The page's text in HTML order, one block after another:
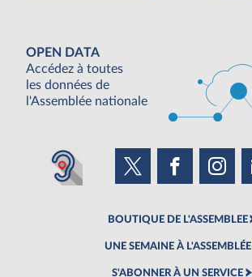
OPEN DATA
Accédez à toutes
les données de
l'Assemblée nationale
BOUTIQUE DE L'ASSEMBLEE
UNE SEMAINE À L'ASSEMBLÉE
S'ABONNER À UN SERVICE